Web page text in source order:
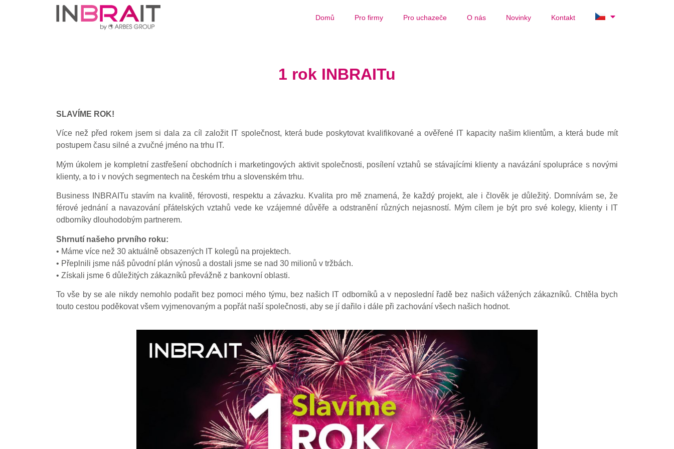
Domů Pro firmy Pro uchazeče O nás Novinky Kontakt
1 rok INBRAITu
SLAVÍME ROK!
Více než před rokem jsem si dala za cíl založit IT společnost, která bude poskytovat kvalifikované a ověřené IT kapacity našim klientům, a která bude mít
postupem času silné a zvučné jméno na trhu IT.
Mým úkolem je kompletní zastřešení obchodních i marketingových aktivit společnosti, posílení vztahů se stávajícími klienty a navázání spolupráce s novými
klienty, a to i v nových segmentech na českém trhu a slovenském trhu.
Business INBRAITu stavím na kvalitě, férovosti, respektu a závazku. Kvalita pro mě znamená, že každý projekt, ale i člověk je důležitý. Domnívám se, že
férové jednání a navazování přátelských vztahů vede ke vzájemné důvěře a odstranění různých nejasností. Mým cílem je být pro své kolegy, klienty i IT
odborníky dlouhodobým partnerem.
Shrnutí našeho prvního roku:
• Máme více než 30 aktuálně obsazených IT kolegů na projektech.
• Přeplnili jsme náš původní plán výnosů a dostali jsme se nad 30 milionů v tržbách.
• Získali jsme 6 důležitých zákazníků převážně z bankovní oblasti.
To vše by se ale nikdy nemohlo podařit bez pomoci mého týmu, bez našich IT odborníků a v neposlední řadě bez našich vážených zákazníků. Chtěla bych
touto cestou poděkovat všem vyjmenovaným a popřát naší společnosti, aby se jí dařilo i dále při zachování všech našich hodnot.